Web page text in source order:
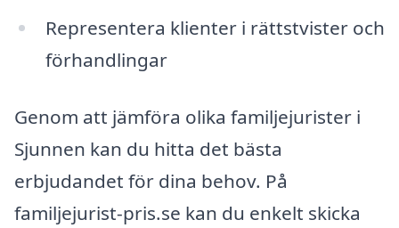
Representera klienter i rättstvister och
förhandlingar
Genom att jämföra olika familjejurister i
Sjunnen kan du hitta det bästa
erbjudandet för dina behov. På
familjejurist-pris.se kan du enkelt skicka